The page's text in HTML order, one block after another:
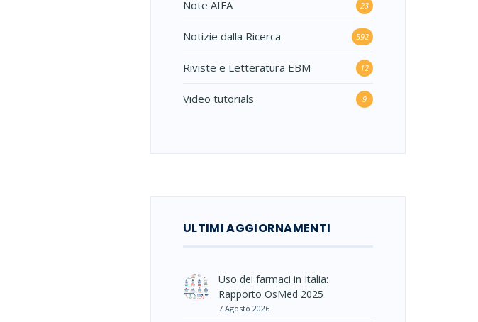
Note AIFA 23
Notizie dalla Ricerca 592
Riviste e Letteratura EBM 12
Video tutorials 9
ULTIMI AGGIORNAMENTI
Uso dei farmaci in Italia:
Rapporto OsMed 2025
7 Agosto 2026